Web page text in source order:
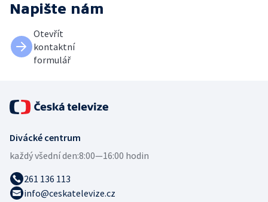
Napište nám
Otevřít
kontaktní
formulář
Divácké centrum
každý všední den:8:00—16:00 hodin
261 136 113
info@ceskatelevize.cz